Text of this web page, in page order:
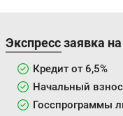
Экспресс заявка
Кредит от 6,5%
Начальный
Госспрограммы